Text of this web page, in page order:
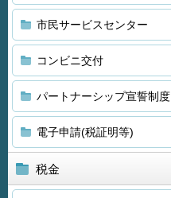
市民サービスセンター
コンビニ交付
パートナーシップ宣誓制度
電子申請(税証明等)
税金